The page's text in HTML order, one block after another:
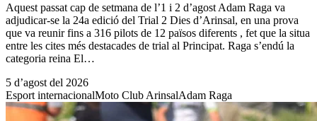
Aquest passat cap de setmana de l’1 i 2 d’agost Adam Raga va
adjudicar-se la 24a edició del Trial 2 Dies d’Arinsal, en una prova
que va reunir fins a 316 pilots de 12 països diferents , fet que la situa
entre les cites més destacades de trial al Principat. Raga s’endú la
categoria reina El…
5 d’agost del 2026
Esport internacionalMoto Club ArinsalAdam Raga